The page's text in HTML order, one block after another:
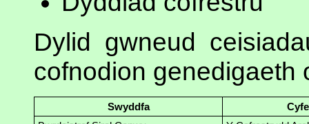
Dylid gwneud
cofnodion genedigaeth
Swyddfa